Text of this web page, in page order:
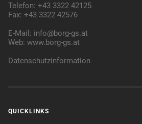
Telefon: +43 3322 42125
Fax: +43 3322 42576
E-Mail: info@borg-gs.at
Web:www.borg-gs.at
Datenschutzinformation
QUICKLINKS